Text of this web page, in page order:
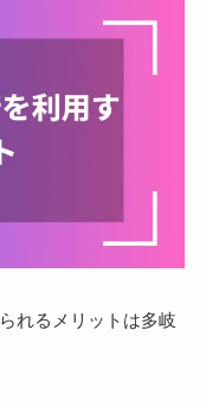
れるメリットは多岐